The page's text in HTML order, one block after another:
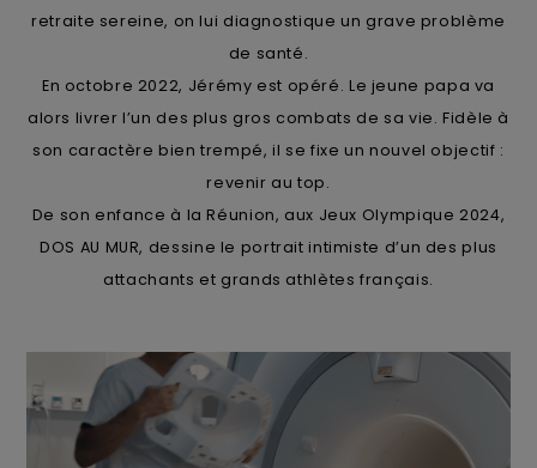
retraite sereine, on lui diagnostique un grave problème
de santé.
En octobre 2022, Jérémy est opéré. Le jeune papa va
alors livrer l’un des plus gros combats de sa vie. Fidèle à
son caractère bien trempé, il se fixe un nouvel objectif :
revenir au top.
De son enfance à la Réunion, aux Jeux Olympique 2024,
DOS AU MUR, dessine le portrait intimiste d’un des plus
attachants et grands athlètes français.